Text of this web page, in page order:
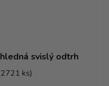
svislý odtrh
ks)